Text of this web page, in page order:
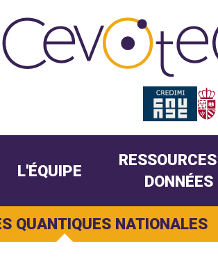
L'ÉQUIPE
DONNÉES
QUANTIQUES NATIONALES